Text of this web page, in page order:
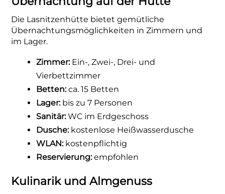
Die Lasnitzenhütte bietet gemütliche
Übernachtungsmöglichkeiten in Zimmern und
im Lager.
Zimmer:Ein-, Zwei-, Drei- und
Vierbettzimmer
Betten:ca. 15 Betten
Lager:bis zu 7 Personen
Sanitär:WC im Erdgeschoss
Dusche:kostenlose Heißwasserdusche
WLAN:kostenpflichtig
Reservierung:empfohlen
Kulinarik und Almgenuss